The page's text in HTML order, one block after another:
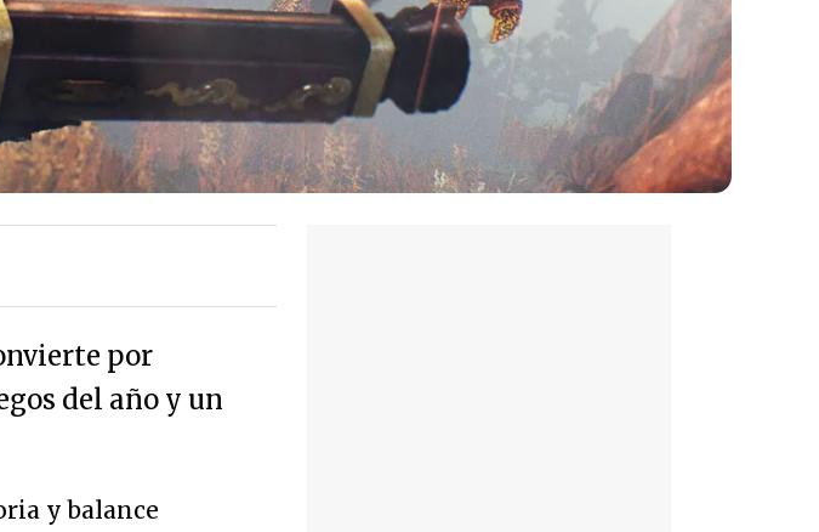
por
del año y un
y balance